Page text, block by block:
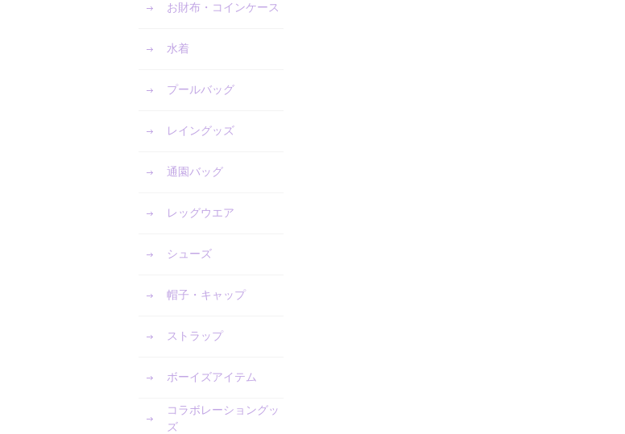
お財布・コインケース
水着
プールバッグ
レイングッズ
通園バッグ
レッグウエア
シューズ
帽子・キャップ
ストラップ
ボーイズアイテム
コラボレーショングッ
ズ